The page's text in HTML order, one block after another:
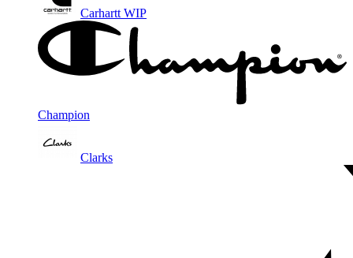
Carhartt WIP
Champion
Clarks